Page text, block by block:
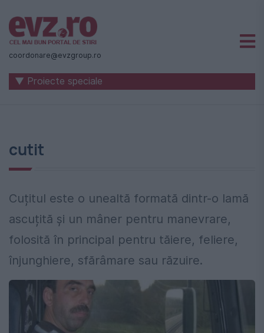
Știri
naționale
internaționale
-
Evenimentul
Zilei
coordonare@evzgroup.ro
▼ Proiecte speciale
cutit
Cuțitul este o unealtă formată dintr-o lamă
ascuțită și un mâner pentru manevrare,
folosită în principal pentru tăiere, feliere,
înjunghiere, sfărâmare sau răzuire.